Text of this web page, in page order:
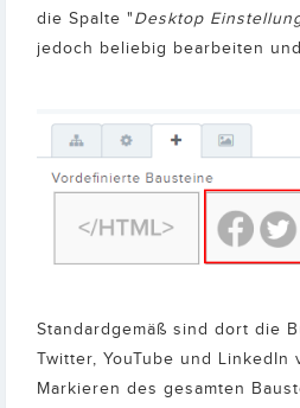
die Spalte "Desktop
jedoch beliebig bearbeiten
Standardgemäß sind dort die
Twitter, YouTube und LinkedIn
Markieren des gesamten